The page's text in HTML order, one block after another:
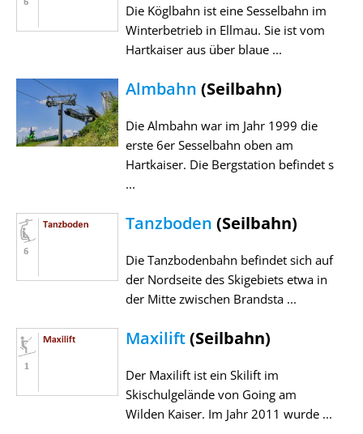
Die Köglbahn ist eine Sesselbahn im
Winterbetrieb in Ellmau. Sie ist vom
Hartkaiser aus über blaue ...
Almbahn (Seilbahn)
Die Almbahn war im Jahr 1999 die
erste 6er Sesselbahn oben am
Hartkaiser. Die Bergstation befindet s
...
Tanzboden (Seilbahn)
Die Tanzbodenbahn befindet sich auf
der Nordseite des Skigebiets etwa in
der Mitte zwischen Brandsta ...
Maxilift(Seilbahn)
Der Maxilift ist ein Skilift im
Skischulgelände von Going am
Wilden Kaiser. Im Jahr 2011 wurde ...